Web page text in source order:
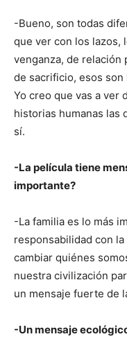
-Bueno, son todas
que ver con los lazos,
venganza, de
de sacrificio, esos
Yo creo que vas a ver
historias humanas las
sí.
-La película tiene
importante?
-La familia es lo más
responsabilidad con
cambiar quiénes
nuestra civilización
un mensaje fuerte de
-Un mensaje